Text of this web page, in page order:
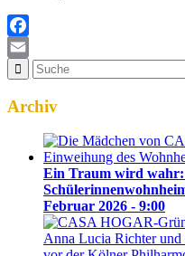
Facebook
Email
Archiv
Ein Traum wird wahr:
Februar 2026 - 9:00